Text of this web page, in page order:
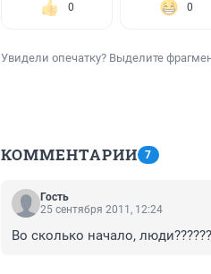
0 0
Увидели опечатку? Выделите
КОММЕНТАРИИ 7
Гость
25 сентября 2011, 12:24
Во сколько начало,